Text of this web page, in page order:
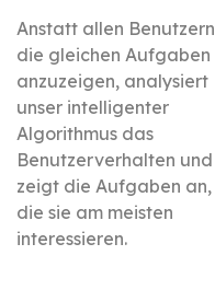
Anstatt allen Benutzern
die gleichen Aufgaben
anzuzeigen, analysiert
unser intelligenter
Algorithmus das
Benutzerverhalten und
zeigt die Aufgaben an,
die sie am meisten
interessieren.